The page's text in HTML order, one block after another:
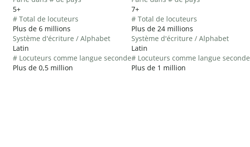
5+
# Total de locuteurs
Plus de 6 millions
Système d'écriture / Alphabet
Latin
# Locuteurs comme langue seconde
Plus de 0,5 million
7+
# Total de locuteurs
Plus de 24 millions
Système d'écriture / Alphabet
Latin
# Locuteurs comme langue seconde
Plus de 1 million